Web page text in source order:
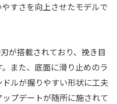
すさを向上させたモデルで
が搭載されており、挽き目
また、底面に滑り止めのラ
ルが握りやすい形状に工夫
プデートが随所に施されて